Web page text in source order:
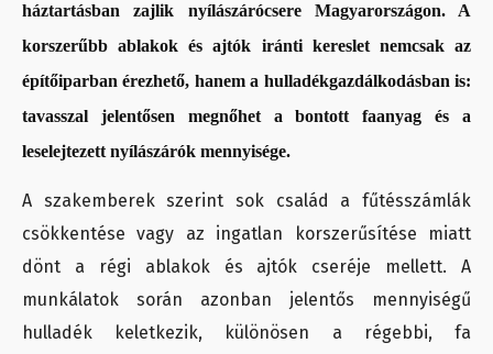
háztartásban zajlik nyílászárócsere Magyarországon. A
korszerűbb ablakok és ajtók iránti kereslet nemcsak az
építőiparban érezhető, hanem a hulladékgazdálkodásban is:
tavasszal jelentősen megnőhet a bontott faanyag és a
leselejtezett nyílászárók mennyisége.
A szakemberek szerint sok család a fűtésszámlák
csökkentése vagy az ingatlan korszerűsítése miatt
dönt a régi ablakok és ajtók cseréje mellett. A
munkálatok során azonban jelentős mennyiségű
hulladék keletkezik, különösen a régebbi, fa